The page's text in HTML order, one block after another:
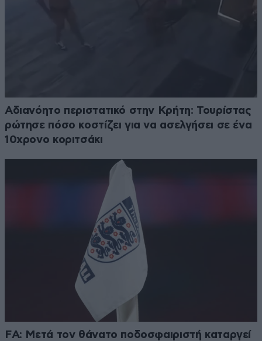
Αδιανόητο περιστατικό στην Κρήτη: Τουρίστας
ρώτησε πόσο κοστίζει για να ασελγήσει σε ένα
10χρονο κοριτσάκι
FA: Μετά τον θάνατο ποδοσφαιριστή καταργεί